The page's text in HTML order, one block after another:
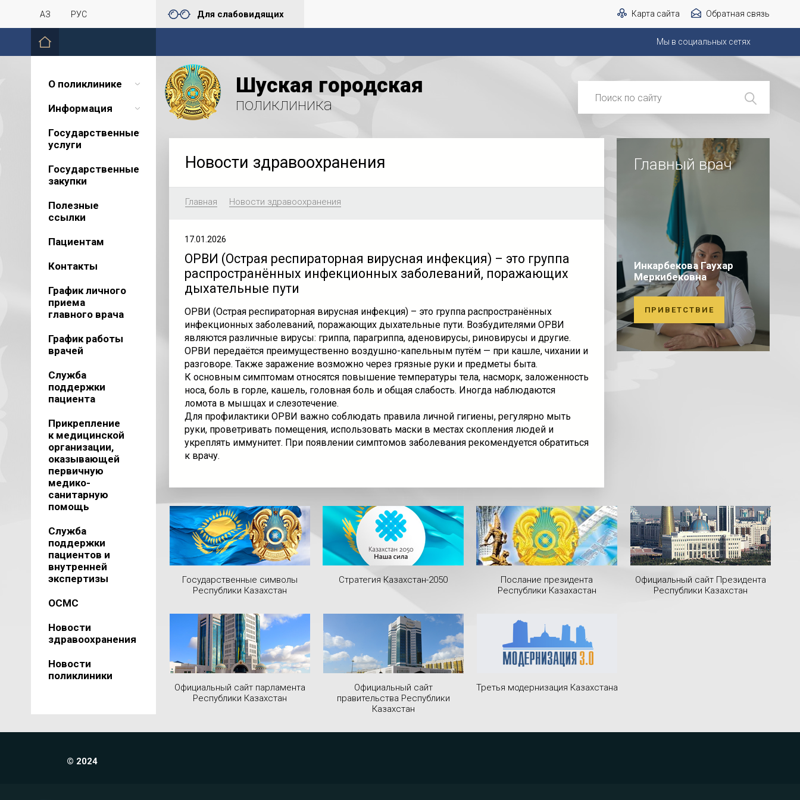
ҚАЗ РУС Для слабовидящих Карта сайта Обратная связь
Мы в социальных сетях
О поликлинике
Информация
Государственные
услуги
Государственные
закупки
Полезные
ссылки
Пациентам
Контакты
График личного
приема
главного врача
График работы
врачей
Служба
поддержки
пациента
Прикрепление
к медицинской
организации,
оказывающей
первичную
медико-
санитарную
помощь
Служба
поддержки
пациентов и
внутренней
экспертизы
ОСМС
Новости
здравоохранения
Новости
поликлиники
Шуская городская
поликлиника
Новости здравоохранения
Главная Новости здравоохранения
17.01.2026
ОРВИ (Острая респираторная вирусная инфекция) – это группа
распространённых инфекционных заболеваний, поражающих
дыхательные пути
ОРВИ (Острая респираторная вирусная инфекция) – это группа распространённых
инфекционных заболеваний, поражающих дыхательные пути. Возбудителями ОРВИ
являются различные вирусы: гриппа, парагриппа, аденовирусы, риновирусы и другие.
ОРВИ передаётся преимущественно воздушно-капельным путём — при кашле, чихании и
разговоре. Также заражение возможно через грязные руки и предметы быта.
К основным симптомам относятся повышение температуры тела, насморк, заложенность
носа, боль в горле, кашель, головная боль и общая слабость. Иногда наблюдаются
ломота в мышцах и слезотечение.
Для профилактики ОРВИ важно соблюдать правила личной гигиены, регулярно мыть
руки, проветривать помещения, использовать маски в местах скопления людей и
укреплять иммунитет. При появлении симптомов заболевания рекомендуется обратиться
к врачу.
Главный врач
Инкарбекова Гаухар
Меркибековна
ПРИВЕТСТВИЕ
Государственные символы
Республики Казахстан
Стратегия Казахстан-2050
Послание президента
Республики Казахастан
Официальный сайт Президента
Республики Казахстан
Официальный сайт парламента
Республики Казахстан
Официальный сайт
правительства Республики
Казахстан
Третья модернизация Казахстана
© 2024